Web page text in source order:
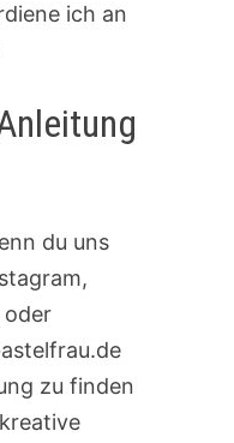
ich an
du uns
oder
zu finden